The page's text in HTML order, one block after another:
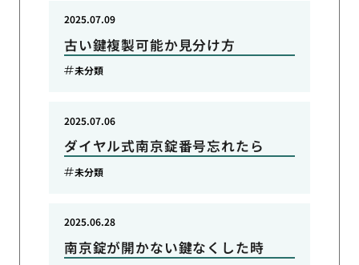
古い鍵複製可能か見分け方
2025.07.09
未分類
ダイヤル式南京錠番号忘れたら
2025.07.06
未分類
南京錠が開かない鍵なくした時
2025.06.28